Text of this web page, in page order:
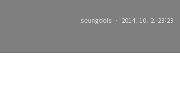
seungdols 2014. 10. 2. 23:23